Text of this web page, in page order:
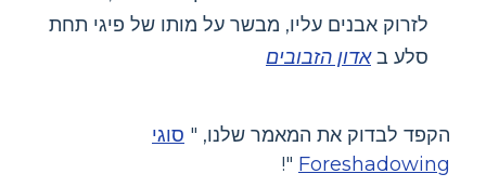
לזרוק אבנים עליו, מבשר על מותו של פיגי תחת
סלע באדון הזבובים
הקפד לבדוק את המאמר שלנו, " סוגי
Foreshadowing
"!